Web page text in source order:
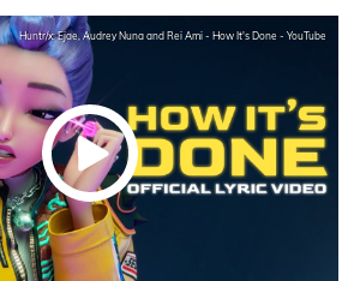
Huntr/x: Ejae, Audrey Nuna and Rei Ami - How It's Done - YouTube